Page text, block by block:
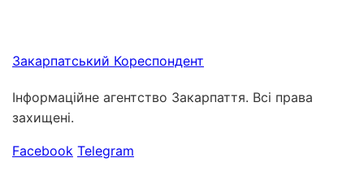
Закарпатський Кореспондент
Інформаційне агентство Закарпаття. Всі права
захищені.
Facebook Telegram